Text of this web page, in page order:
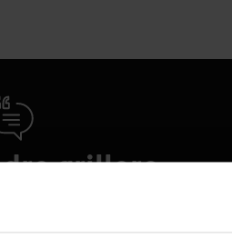
grillere